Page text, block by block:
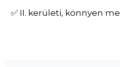
✅ II. kerületi, könnyen